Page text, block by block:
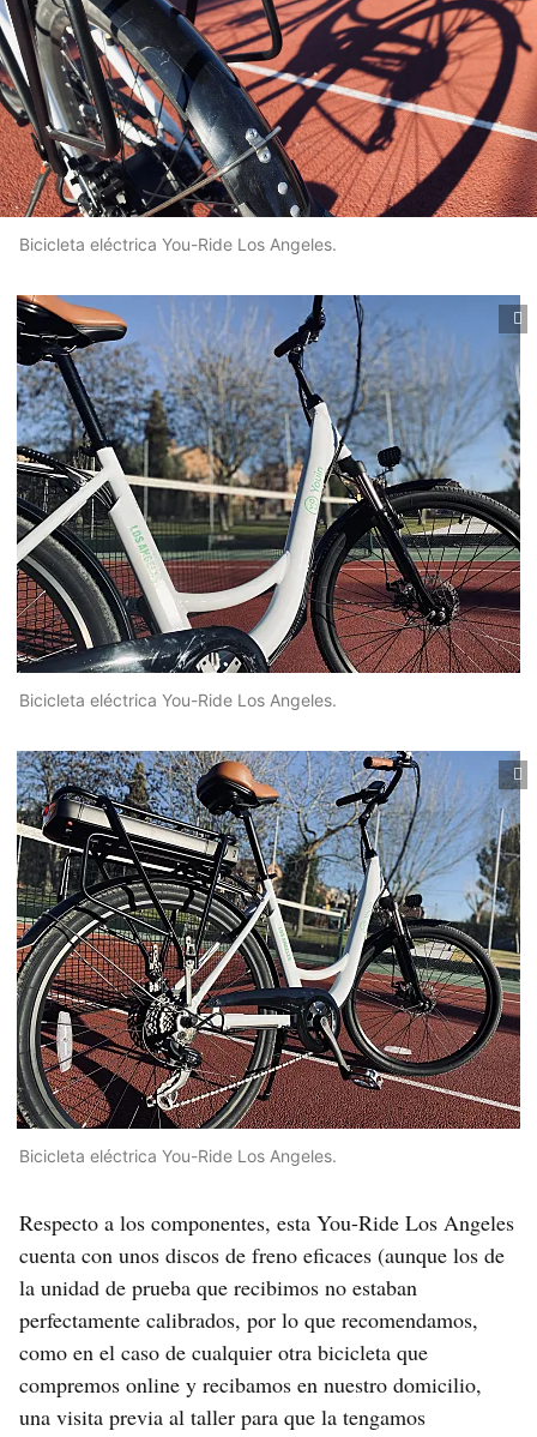
Bicicleta eléctrica You-Ride Los Angeles.
Bicicleta eléctrica You-Ride Los Angeles.
Bicicleta eléctrica You-Ride Los Angeles.
Respecto a los componentes, esta You-Ride Los Angeles
cuenta con unos discos de freno eficaces (aunque los de
la unidad de prueba que recibimos no estaban
perfectamente calibrados, por lo que recomendamos,
como en el caso de cualquier otra bicicleta que
compremos online y recibamos en nuestro domicilio,
una visita previa al taller para que la tengamos